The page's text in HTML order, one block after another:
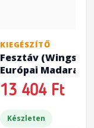
KIEGÉSZÍTŐ
Fesztáv
Európai Madarak
13 404 Ft
Készleten